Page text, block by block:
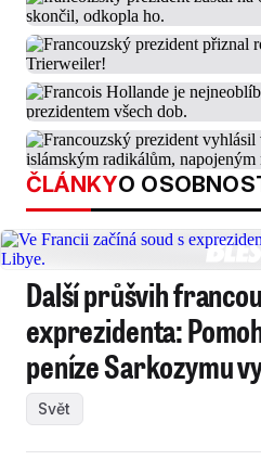
ČLÁNKYO
Další průšvih
exprezidenta:
peníze Sarkozymu
Svět